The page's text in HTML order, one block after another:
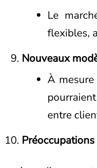
Le
flexibles,
Nouveaux
À
entre